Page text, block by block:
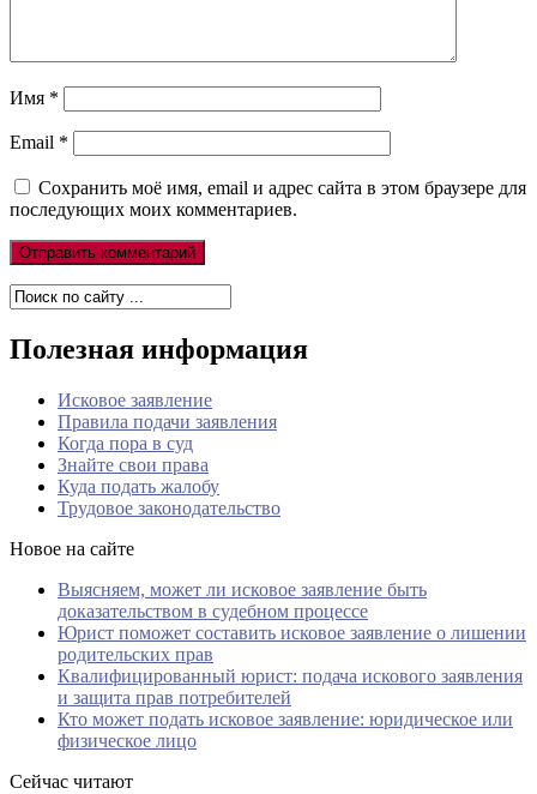
Имя *
Email *
Сохранить моё имя, email и адрес сайта в этом браузере для
последующих моих комментариев.
Полезная информация
Исковое заявление
Правила подачи заявления
Когда пора в суд
Знайте свои права
Куда подать жалобу
Трудовое законодательство
Новое на сайте
Выясняем, может ли исковое заявление быть
доказательством в судебном процессе
Юрист поможет составить исковое заявление о лишении
родительских прав
Квалифицированный юрист: подача искового заявления
и защита прав потребителей
Кто может подать исковое заявление: юридическое или
физическое лицо
Сейчас читают